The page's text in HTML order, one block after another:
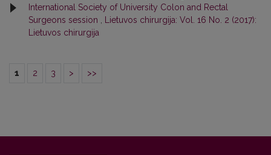
International Society of University Colon and Rectal
Surgeons session
Lietuvos chirurgija: Vol. 16 No. 2 (2017):
Lietuvos chirurgija
1 2 3 > >>